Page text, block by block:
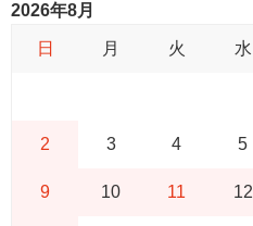
2026年8月
日 月 火 水
2 3 4 5
9 10 11 12